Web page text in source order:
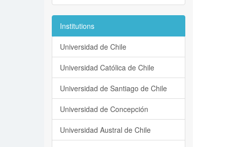
Institutions
Universidad de Chile
Universidad Católica de Chile
Universidad de Santiago de Chile
Universidad de Concepción
Universidad Austral de Chile